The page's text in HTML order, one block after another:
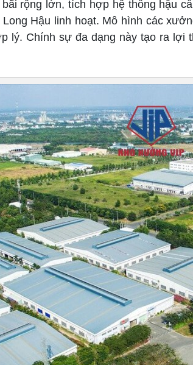
rộng lớn, tích hợp hệ thống hậu
Hậu linh hoạt. Mô hình các
lý. Chính sự đa dạng này tạo ra lợi